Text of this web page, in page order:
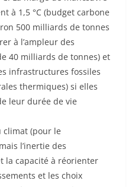
à 1,5 °C (budget carbone
500 milliards de tonnes
à l’ampleur des
40 milliards de tonnes) et
infrastructures fossiles
thermiques) si elles
leur durée de vie
climat (pour le
l’inertie des
la capacité à réorienter
et les choix